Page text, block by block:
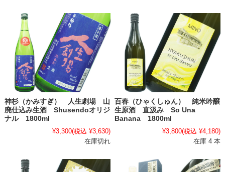
神杉（かみすぎ） 人生劇場 山
廃仕込み生酒 Shusendoオリジ
ナル 1800ml
¥3,300(税込 ¥3,630)
在庫切れ
百春（ひゃくしゅん） 純米吟醸
生原酒 直汲み So Una
Banana 1800ml
¥3,800(税込 ¥4,180)
在庫 4 本